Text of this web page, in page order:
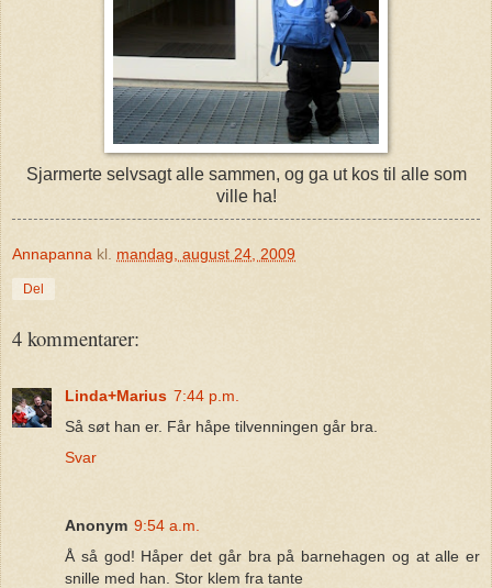
Sjarmerte selvsagt alle sammen, og ga ut kos til alle som
ville ha!
Annapanna kl. mandag, august 24, 2009
Del
4 kommentarer:
Linda+Marius 7:44 p.m.
Så søt han er. Får håpe tilvenningen går bra.
Svar
Anonym 9:54 a.m.
Å så god! Håper det går bra på barnehagen og at alle er
snille med han. Stor klem fra tante